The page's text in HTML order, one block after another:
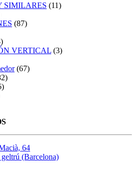
SIMILARES (11)
(87)
VERTICAL (3)
(67)
64
(Barcelona)